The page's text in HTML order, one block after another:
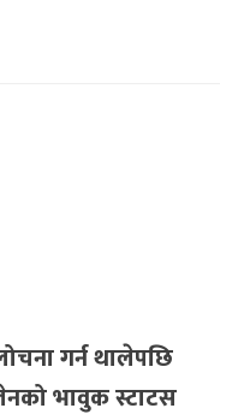
गर्न थालेपछि
भावुक स्टाटस